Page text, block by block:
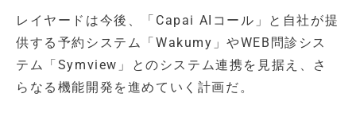
レイヤードは今後、「Capai AIコール」と自社が提
供する予約システム「Wakumy」やWEB問診シス
テム「Symview」とのシステム連携を見据え、さ
らなる機能開発を進めていく計画だ。